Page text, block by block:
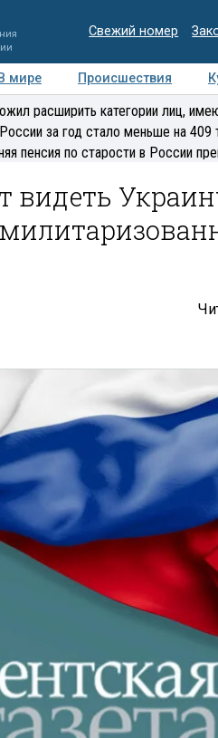
Свежий номер
В мире Происшествия
Медиацентр Интервью
расширить категории лиц,
за год стало меньше на 409
пенсия по старости в России
видеть